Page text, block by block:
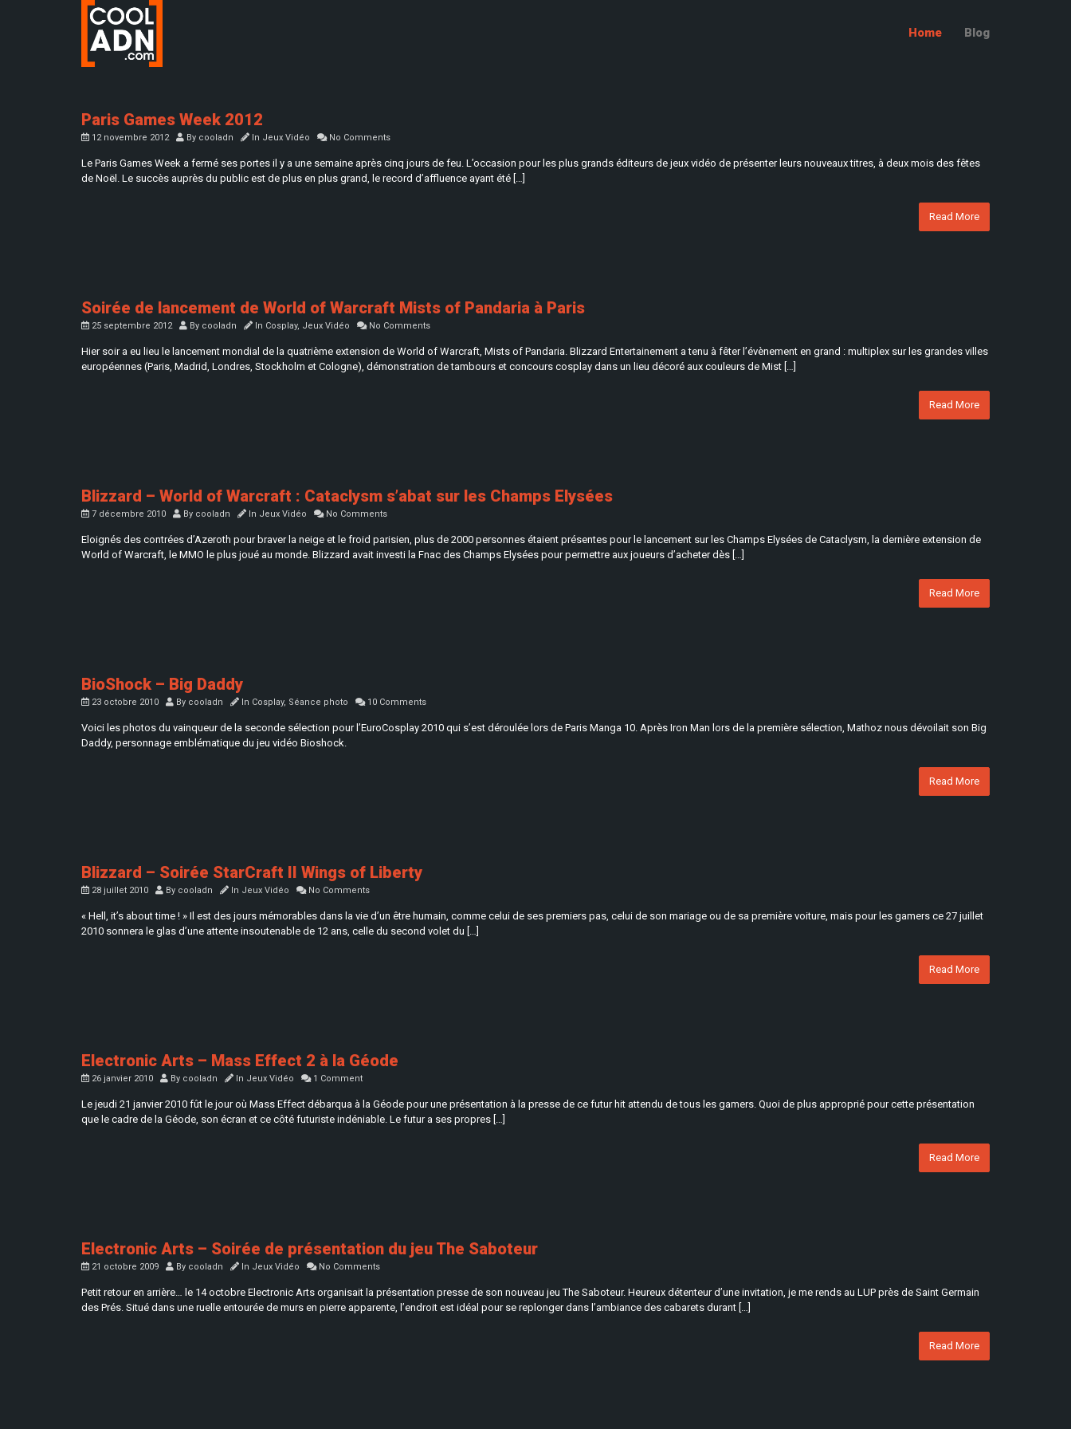
Home Blog
Paris Games Week 2012
12 novembre 2012 By cooladn In Jeux Vidéo No Comments
Le Paris Games Week a fermé ses portes il y a une semaine après cinq jours de feu. L’occasion pour les plus grands éditeurs de jeux vidéo de présenter leurs nouveaux titres, à deux mois des fêtes
de Noël. Le succès auprès du public est de plus en plus grand, le record d’affluence ayant été […]
Read More
Soirée de lancement de World of Warcraft Mists of Pandaria à Paris
25 septembre 2012 By cooladn In Cosplay, Jeux Vidéo No Comments
Hier soir a eu lieu le lancement mondial de la quatrième extension de World of Warcraft, Mists of Pandaria. Blizzard Entertainement a tenu à fêter l’évènement en grand : multiplex sur les grandes villes
européennes (Paris, Madrid, Londres, Stockholm et Cologne), démonstration de tambours et concours cosplay dans un lieu décoré aux couleurs de Mist […]
Read More
Blizzard – World of Warcraft : Cataclysm s’abat sur les Champs Elysées
7 décembre 2010 By cooladn In Jeux Vidéo No Comments
Eloignés des contrées d’Azeroth pour braver la neige et le froid parisien, plus de 2000 personnes étaient présentes pour le lancement sur les Champs Elysées de Cataclysm, la dernière extension de
World of Warcraft, le MMO le plus joué au monde. Blizzard avait investi la Fnac des Champs Elysées pour permettre aux joueurs d’acheter dès […]
Read More
BioShock – Big Daddy
23 octobre 2010 By cooladn In Cosplay, Séance photo 10 Comments
Voici les photos du vainqueur de la seconde sélection pour l’EuroCosplay 2010 qui s’est déroulée lors de Paris Manga 10. Après Iron Man lors de la première sélection, Mathoz nous dévoilait son Big
Daddy, personnage emblématique du jeu vidéo Bioshock.
Read More
Blizzard – Soirée StarCraft II Wings of Liberty
28 juillet 2010 By cooladn In Jeux Vidéo No Comments
« Hell, it’s about time ! » Il est des jours mémorables dans la vie d’un être humain, comme celui de ses premiers pas, celui de son mariage ou de sa première voiture, mais pour les gamers ce 27 juillet
2010 sonnera le glas d’une attente insoutenable de 12 ans, celle du second volet du […]
Read More
Electronic Arts – Mass Effect 2 à la Géode
26 janvier 2010 By cooladn In Jeux Vidéo 1 Comment
Le jeudi 21 janvier 2010 fût le jour où Mass Effect débarqua à la Géode pour une présentation à la presse de ce futur hit attendu de tous les gamers. Quoi de plus approprié pour cette présentation
que le cadre de la Géode, son écran et ce côté futuriste indéniable. Le futur a ses propres […]
Read More
Electronic Arts – Soirée de présentation du jeu The Saboteur
21 octobre 2009 By cooladn In Jeux Vidéo No Comments
Petit retour en arrière… le 14 octobre Electronic Arts organisait la présentation presse de son nouveau jeu The Saboteur. Heureux détenteur d’une invitation, je me rends au LUP près de Saint Germain
des Prés. Situé dans une ruelle entourée de murs en pierre apparente, l’endroit est idéal pour se replonger dans l’ambiance des cabarets durant […]
Read More